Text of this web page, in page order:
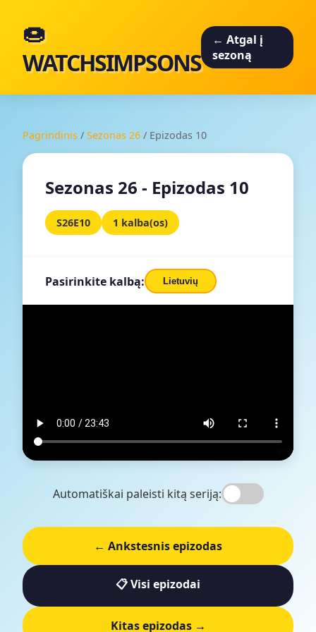
🍩
WATCHSIMPSONS
← Atgal į
sezoną
Pagrindinis / Sezonas 26 / Epizodas 10
Sezonas 26 - Epizodas 10
S26E10 1 kalba(os)
Pasirinkite kalbą: Lietuvių
Automatiškai paleisti kitą seriją:
← Ankstesnis epizodas
📋 Visi epizodai
Kitas epizodas →